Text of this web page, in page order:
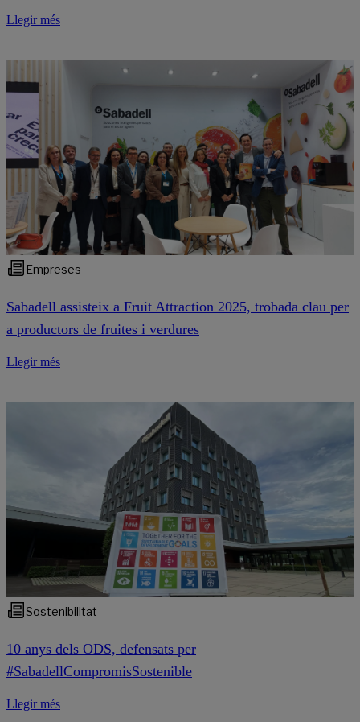
Llegir més
Empreses
Sabadell assisteix a Fruit Attraction 2025, trobada clau per
a productors de fruites i verdures
Llegir més
Sostenibilitat
10 anys dels ODS, defensats per
#SabadellCompromisSostenible
Llegir més